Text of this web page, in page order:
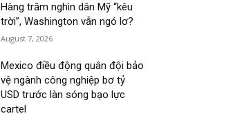
Hàng trăm nghìn dân Mỹ “kêu
trời”, Washington vẫn ngó lơ?
August 7, 2026
Mexico điều động quân đội bảo
vệ ngành công nghiệp bơ tỷ
USD trước làn sóng bạo lực
cartel